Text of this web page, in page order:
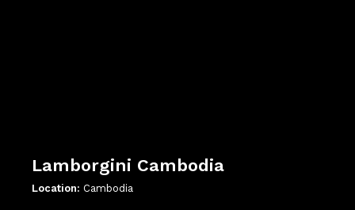
Lamborgini Cambodia
Location: Cambodia